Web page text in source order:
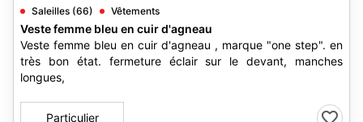
Saleilles (66) Vêtements
Veste femme bleu en cuir d'agneau
Veste femme bleu en cuir d'agneau , marque "one step". en
très bon état. fermeture éclair sur le devant, manches
longues,
Particulier